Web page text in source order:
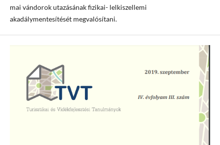
mai vándorok utazásának fizikai- lelkiszellemi
akadálymentesítését megvalósítani.